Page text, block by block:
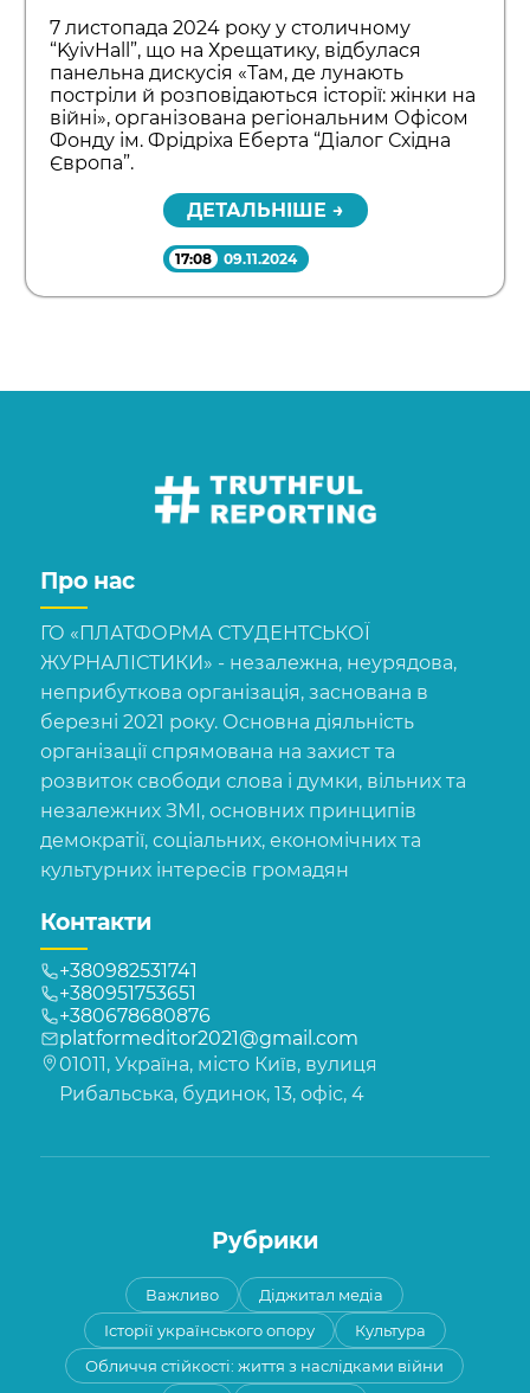
7 листопада 2024 року у столичному
“KyivHall”, що на Хрещатику, відбулася
панельна дискусія «Там, де лунають
постріли й розповідаються історії: жінки на
війні», організована регіональним Офісом
Фонду ім. Фрідріха Еберта “Діалог Східна
Європа”.
ДЕТАЛЬНІШЕ →
17:08 09.11.2024
Про нас
ГО «ПЛАТФОРМА СТУДЕНТСЬКОЇ
ЖУРНАЛІСТИКИ» - незалежна, неурядова,
неприбуткова організація, заснована в
березні 2021 року. Основна діяльність
організації спрямована на захист та
розвиток свободи слова і думки, вільних та
незалежних ЗМІ, основних принципів
демократії, соціальних, економічних та
культурних інтересів громадян
Контакти
+380982531741
+380951753651
+380678680876
platformeditor2021@gmail.com
01011, Україна, місто Київ, вулиця
Рибальська, будинок, 13, офіс, 4
Рубрики
Важливо
Діджитал медіа
Історії українського опору
Культура
Обличчя стійкості: життя з наслідками війни